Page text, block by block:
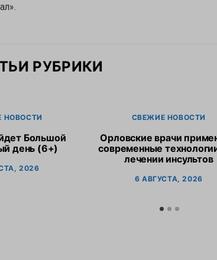
РУБРИКИ
НОВОСТИ
Большой
день (6+)
2026
СВЕЖИЕ НОВОСТИ
Орловские врачи
современные
лечении инсультов
6 АВГУСТА, 2026